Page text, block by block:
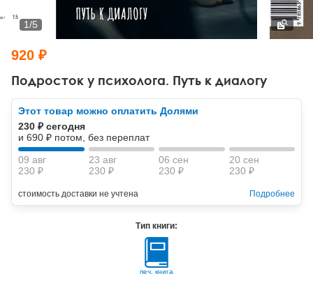
Тревожные расстройства, панические атаки
Психодрама
Другие направления психотерапии
Классический, эриксоновский гипноз и НЛП
НЛП
Психология труда и эргономика
Социальная психология
Социальная и организационная психология
Классический и юнгианский психоанализ
Подросток у психолога. Путь к диалогу
1/5
920 ₽
Этот товар можно оплатить Долями
230 ₽ сегодня
и 690 ₽ потом, без переплат
09 авг
230 ₽
23 авг
230 ₽
06 сен
230 ₽
20 сен
230 ₽
стоимость доставки не учтена Подробнее
Тип книги:
печ. книга